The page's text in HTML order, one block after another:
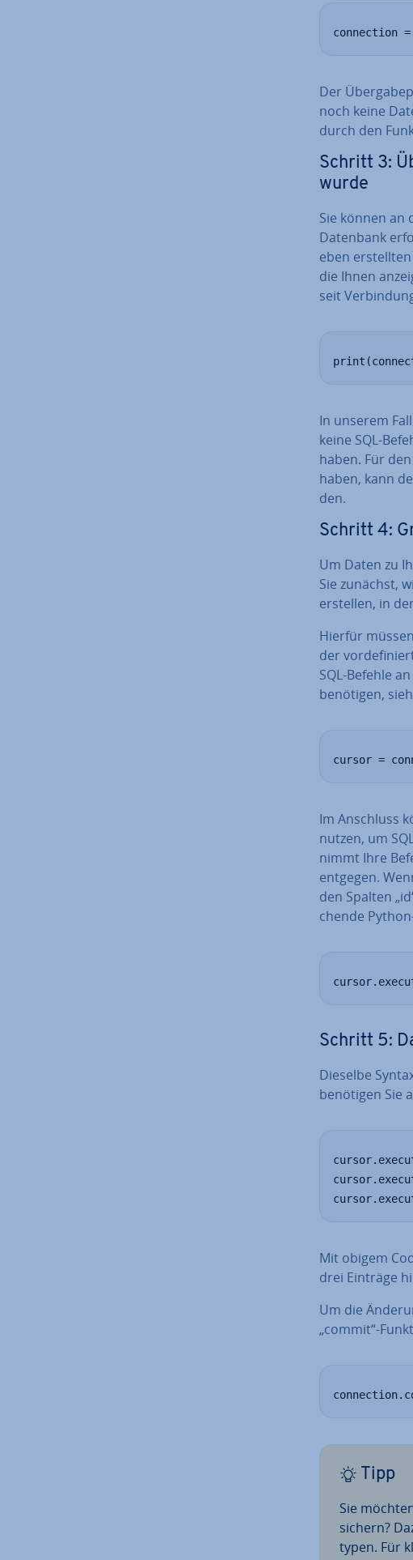
connection
Der
noch keine
durch den
Schritt 3:
wurde
Sie können an
Datenbank
eben
die Ihnen
seit
In unserem
keine SQL-
haben. Für
haben, kann
den.
Schritt 4:
Um Daten zu
Sie zunächst,
erstellen, in
Hierfür
der
SQL-Befehle
benötigen,
cursor =
Im Anschluss
nutzen, um
nimmt Ihre
entgegen.
den Spalten
chen­de
Schritt 5:
Dieselbe
benötigen Sie
Mit obigem
drei Einträge
Um die
„commit“-
Tipp
Sie
sichern?
ty­pen. Für